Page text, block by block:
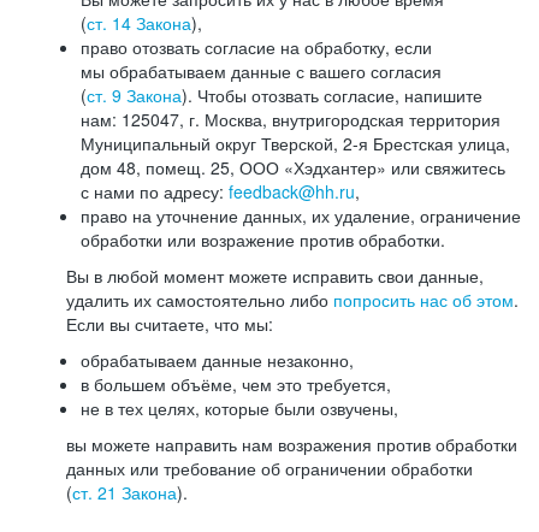
(ст. 14 Закона),
право отозвать согласие на обработку, если
мы обрабатываем данные с вашего согласия
(ст. 9 Закона). Чтобы отозвать согласие, напишите
нам: 125047, г. Москва, внутригородская территория
Муниципальный округ Тверской, 2-я Брестская улица,
дом 48, помещ. 25, ООО «Хэдхантер» или свяжитесь
с нами по адресу: feedback@hh.ru,
право на уточнение данных, их удаление, ограничение
обработки или возражение против обработки.
Вы в любой момент можете исправить свои данные,
удалить их самостоятельно либо попросить нас об этом.
Если вы считаете, что мы:
обрабатываем данные незаконно,
в большем объёме, чем это требуется,
не в тех целях, которые были озвучены,
вы можете направить нам возражения против обработки
данных или требование об ограничении обработки
(ст. 21 Закона).